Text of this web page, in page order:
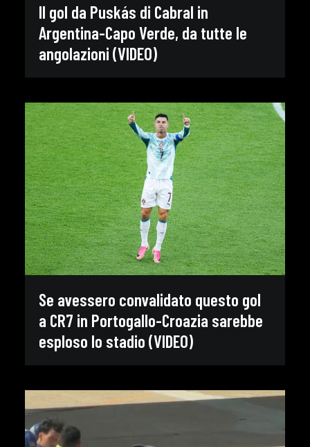
Il gol da Puskás di Cabral in
Argentina-Capo Verde, da tutte le
angolazioni (VIDEO)
Se avessero convalidato questo gol
a CR7 in Portogallo-Croazia sarebbe
esploso lo stadio (VIDEO)